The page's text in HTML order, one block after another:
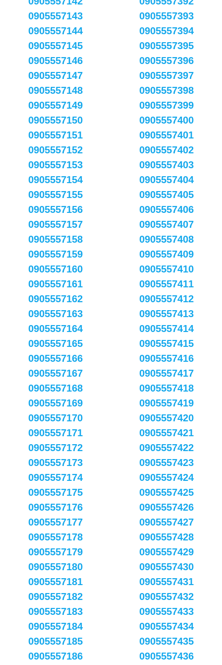
0905557143
0905557144
0905557145
0905557146
0905557147
0905557148
0905557149
0905557150
0905557151
0905557152
0905557153
0905557154
0905557155
0905557156
0905557157
0905557158
0905557159
0905557160
0905557161
0905557162
0905557163
0905557164
0905557165
0905557166
0905557167
0905557168
0905557169
0905557170
0905557171
0905557172
0905557173
0905557174
0905557175
0905557176
0905557177
0905557178
0905557179
0905557180
0905557181
0905557182
0905557183
0905557184
0905557185
0905557186
0905557393
0905557394
0905557395
0905557396
0905557397
0905557398
0905557399
0905557400
0905557401
0905557402
0905557403
0905557404
0905557405
0905557406
0905557407
0905557408
0905557409
0905557410
0905557411
0905557412
0905557413
0905557414
0905557415
0905557416
0905557417
0905557418
0905557419
0905557420
0905557421
0905557422
0905557423
0905557424
0905557425
0905557426
0905557427
0905557428
0905557429
0905557430
0905557431
0905557432
0905557433
0905557434
0905557435
0905557436